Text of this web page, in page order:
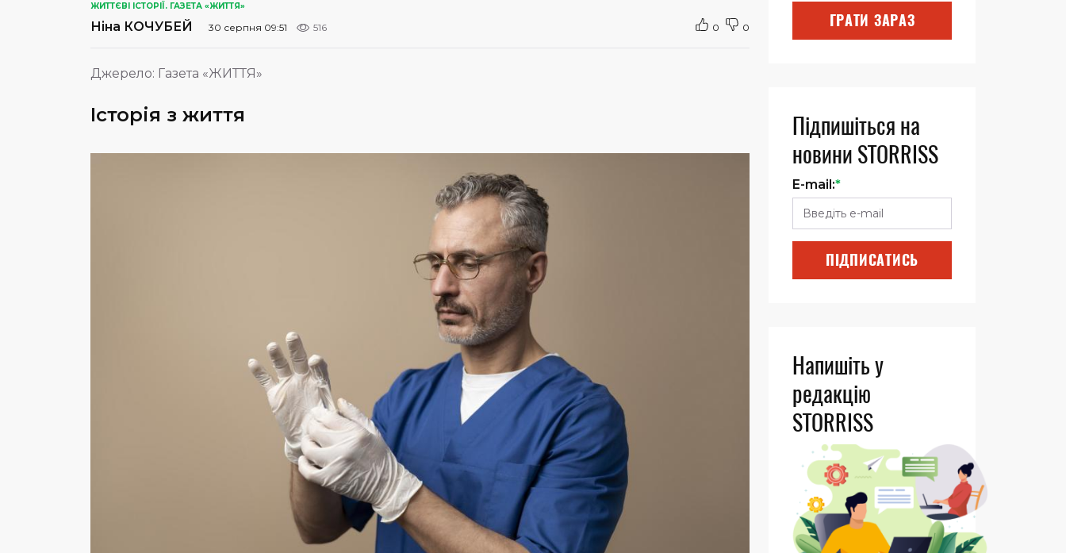
ЖИТТЄВІ ІСТОРІЇ. ГАЗЕТА «ЖИТТЯ»
Ніна КОЧУБЕЙ 30 серпня 09:51 516 0 0
Джерело: Газета «ЖИТТЯ»
Історія з життя
ГРАТИ ЗАРАЗ
Підпишіться на
новини STORRISS
E-mail:*
ПІДПИСАТИСЬ
Напишіть у
редакцію
STORRISS